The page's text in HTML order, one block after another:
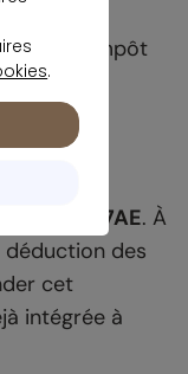
sont
crédit d’impôt
les
7AE. À
déduction des
cet
intégrée à
.